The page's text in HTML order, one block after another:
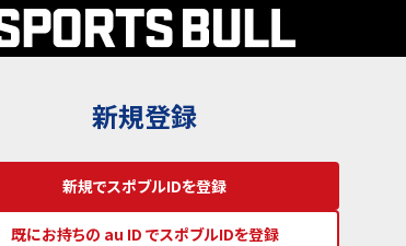
新規登録
新規でスポブルIDを登録
既にお持ちの au ID でスポブルIDを登録